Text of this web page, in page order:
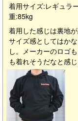
着用サイズ:レギュラ
重:85kg
着用した感じは裏地
サイズ感としてはか
し。メーカーのロゴ
も着れそうだなと感じ